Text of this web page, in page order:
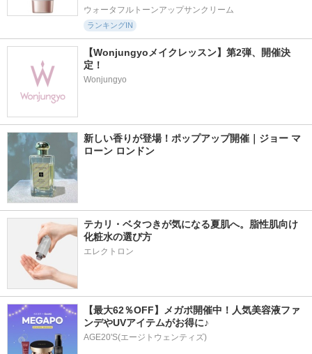
ウォータフルトーンアップサンクリーム
ランキングIN
【Wonjungyoメイクレッスン】第2弾、開催決
定！
Wonjungyo
新しい香りが登場！ポップアップ開催｜ジョー マ
ローン ロンドン
テカリ・ベタつきが気になる夏肌へ。脂性肌向け
化粧水の選び方
エレクトロン
【最大62％OFF】メガポ開催中！人気美容液ファ
ンデやUVアイテムがお得に♪
AGE20'S(エージトウェンティズ)